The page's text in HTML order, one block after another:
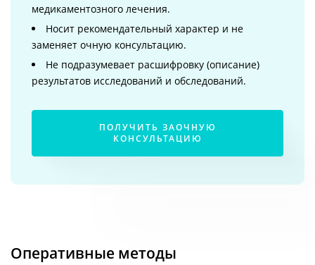
медикаментозного лечения.
Носит рекомендательный характер и не
заменяет очную консультацию.
Не подразумевает расшифровку (описание)
результатов исследований и обследований.
ПОЛУЧИТЬ ЗАОЧНУЮ
КОНСУЛЬТАЦИЮ
Оперативные методы